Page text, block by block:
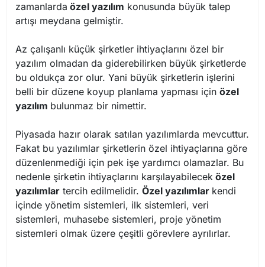
zamanlarda özel yazılım konusunda büyük talep
artışı meydana gelmiştir.
Az çalışanlı küçük şirketler ihtiyaçlarını özel bir
yazılım olmadan da giderebilirken büyük şirketlerde
bu oldukça zor olur. Yani büyük şirketlerin işlerini
belli bir düzene koyup planlama yapması için özel
yazılım bulunmaz bir nimettir.
Piyasada hazır olarak satılan yazılımlarda mevcuttur.
Fakat bu yazılımlar şirketlerin özel ihtiyaçlarına göre
düzenlenmediği için pek işe yardımcı olamazlar. Bu
nedenle şirketin ihtiyaçlarını karşılayabilecek özel
yazılımlar tercih edilmelidir. Özel yazılımlar kendi
içinde yönetim sistemleri, ilk sistemleri, veri
sistemleri, muhasebe sistemleri, proje yönetim
sistemleri olmak üzere çeşitli görevlere ayrılırlar.